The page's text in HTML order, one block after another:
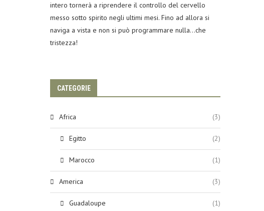
intero tornerà a riprendere il controllo del cervello
messo sotto spirito negli ultimi mesi. Fino ad allora si
naviga a vista e non si può programmare nulla…che
tristezza!
CATEGORIE
Africa (3)
Egitto (2)
Marocco (1)
America (3)
Guadaloupe (1)